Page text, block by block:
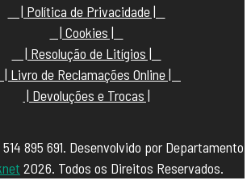
| Política de Privacidade |
| Cookies |
| Resolução de Litígios |
| Livro de Reclamações Online |
| Devoluções e Trocas |
895 691. Desenvolvido por Departamento
2026. Todos os Direitos Reservados.